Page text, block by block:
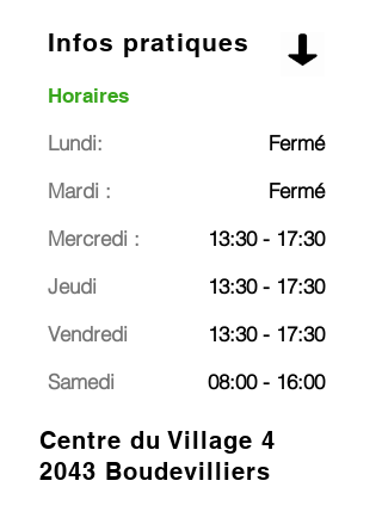
Infos pratiques
Horaires
Lundi:
Mardi :
Mercredi :
Jeudi
Vendredi
Samedi
Fermé
Fermé
13:30 - 17:30
13:30 - 17:30
13:30 - 17:30
08:00 - 16:00
Centre du Village 4
2043 Boudevilliers